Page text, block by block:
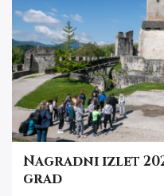
Nagradni izlet
grad